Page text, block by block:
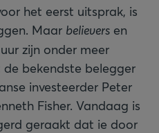
het eerst uitsprak, is
Maar believers en
zijn onder meer
bekendste belegger
investeerder Peter
Fisher. Vandaag is
geraakt dat ie door